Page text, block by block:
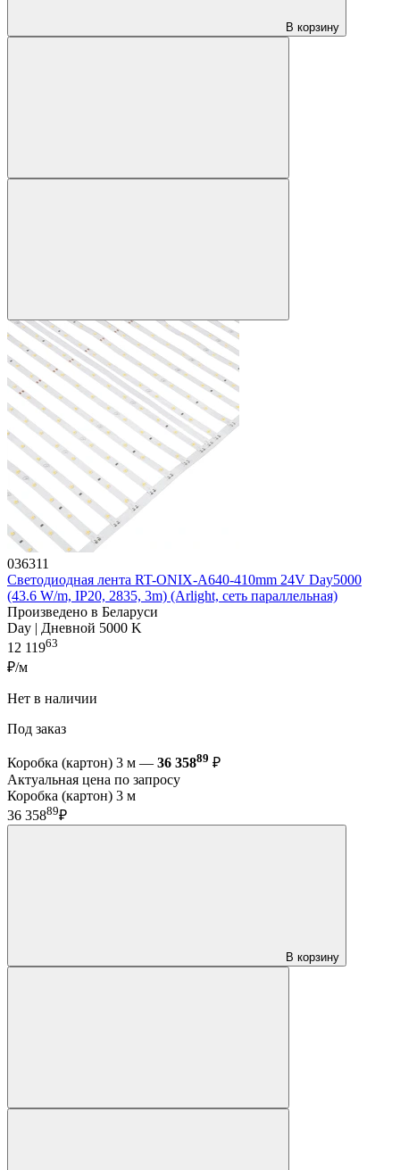
В корзину
036311
Светодиодная лента RT-ONIX-A640-410mm 24V Day5000
(43.6 W/m, IP20, 2835, 3m) (Arlight, сеть параллельная)
Произведено в Беларуси
Day | Дневной 5000 K
12 11963
₽/м
Нет в наличии
Под заказ
Коробка (картон) 3 м — 36 35889 ₽
Актуальная цена по запросу
Коробка (картон) 3 м
36 35889₽
В корзину